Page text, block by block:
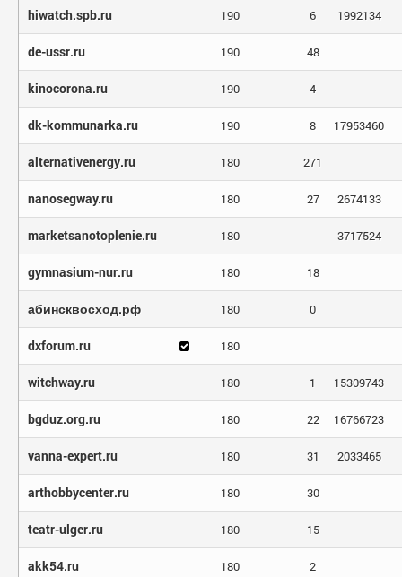
hiwatch.spb.ru 190 6 1992134
de-ussr.ru 190 48
kinocorona.ru 190 4
dk-kommunarka.ru 190 8 17953460
alternativenergy.ru 180 271
nanosegway.ru 180 27 2674133
marketsanotoplenie.ru 180 3717524
gymnasium-nur.ru 180 18
абинсквосход.рф 180 0
dxforum.ru 180
witchway.ru 180 1 15309743
bgduz.org.ru 180 22 16766723
vanna-expert.ru 180 31 2033465
arthobbycenter.ru 180 30
teatr-ulger.ru 180 15
akk54.ru 180 2